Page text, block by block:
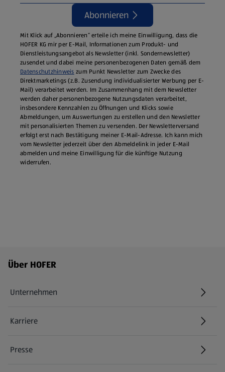
Abonnieren
Mit Klick auf „Abonnieren“ erteile ich meine Einwilligung, dass die
HOFER KG mir per E-Mail, Informationen zum Produkt- und
Dienstleistungsangebot als Newsletter (inkl. Sondernewsletter)
zusendet und dabei meine personenbezogenen Daten gemäß dem
Datenschutzhinweis zum Punkt Newsletter zum Zwecke des
Direktmarketings (z.B. Zusendung individualisierter Werbung per E-
Mail) verarbeitet werden. Im Zusammenhang mit dem Newsletter
werden daher personenbezogene Nutzungsdaten verarbeitet,
insbesondere Kennzahlen zu Öffnungen und Klicks sowie
Abmeldungen, um Auswertungen zu erstellen und den Newsletter
mit personalisierten Themen zu versenden. Der Newsletterversand
erfolgt erst nach Bestätigung meiner E-Mail-Adresse. Ich kann mich
vom Newsletter jederzeit über den Abmeldelink in jeder E‑Mail
abmelden und meine Einwilligung für die künftige Nutzung
widerrufen.
Fußzeilenmenü - weitere Links
Über HOFER
Unternehmen
Karriere
(öffnet in einem neuen Tab)
Presse